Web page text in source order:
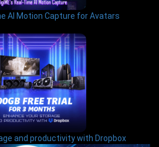
AI Motion Capture for Avatars
and productivity with Dropbox